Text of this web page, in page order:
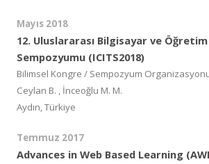
Mayıs 2018
12. Uluslararası Bilgisayar ve
Sempozyumu (ICITS2018)
Bilimsel Kongre / Sempozyum
Ceylan B. , İnceoğlu M. M.
Aydın, Türkiye
Temmuz 2017
Advances in Web Based Learning